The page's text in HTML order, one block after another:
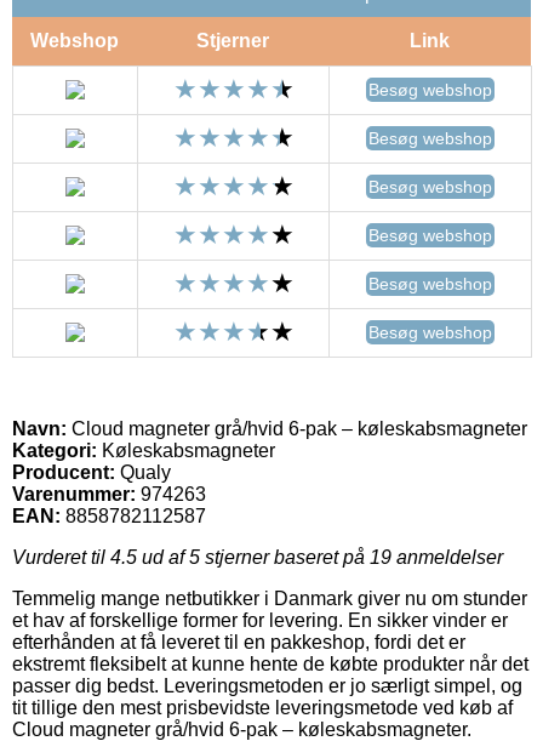
Webshop Stjerner Link
Besøg webshop
Besøg webshop
Besøg webshop
Besøg webshop
Besøg webshop
Besøg webshop
Navn: Cloud magneter grå/hvid 6-pak – køleskabsmagneter
Kategori: Køleskabsmagneter
Producent: Qualy
Varenummer: 974263
EAN: 8858782112587
Vurderet til 4.5 ud af 5 stjerner baseret på 19 anmeldelser
Temmelig mange netbutikker i Danmark giver nu om stunder
et hav af forskellige former for levering. En sikker vinder er
efterhånden at få leveret til en pakkeshop, fordi det er
ekstremt fleksibelt at kunne hente de købte produkter når det
passer dig bedst. Leveringsmetoden er jo særligt simpel, og
tit tillige den mest prisbevidste leveringsmetode ved køb af
Cloud magneter grå/hvid 6-pak – køleskabsmagneter.